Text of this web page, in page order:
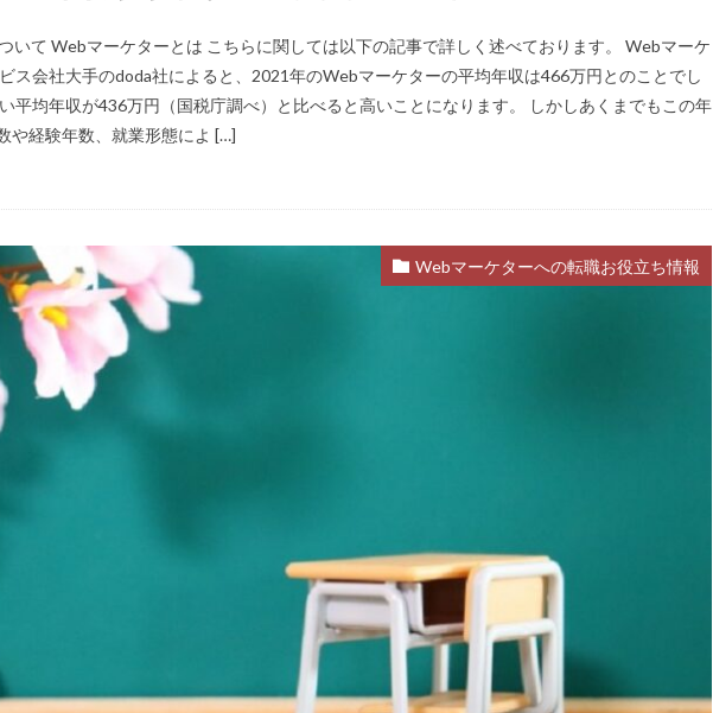
いて Webマーケターとは こちらに関しては以下の記事で詳しく述べております。 Webマーケ
ス会社大手のdoda社によると、2021年のWebマーケターの平均年収は466万円とのことでし
平均年収が436万円（国税庁調べ）と比べると高いことになります。 しかしあくまでもこの年
や経験年数、就業形態によ […]
Webマーケターへの転職お役立ち情報